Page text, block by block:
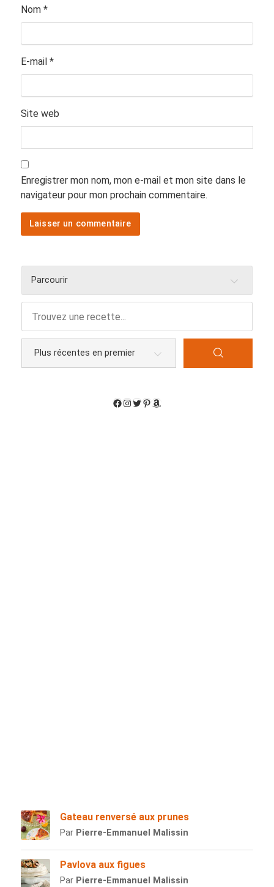
Nom *
E-mail *
Site web
Enregistrer mon nom, mon e-mail et mon site dans le
navigateur pour mon prochain commentaire.
Parcourir
Gateau renversé aux prunes
Par Pierre-Emmanuel Malissin
Pavlova aux figues
Par Pierre-Emmanuel Malissin